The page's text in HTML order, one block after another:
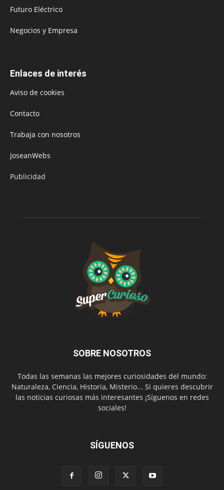
Futuro Eléctrico
Negocios y Empresa
Enlaces de interés
Aviso de cookies
Contacto
Trabaja con nosotros
JoseanWebs
Publicidad
SOBRE NOSOTROS
Todas las semanas las mejores curiosidades del mundo:
Naturaleza, Ciencia, Historia, Misterio... Si quieres descubrir
las noticias curiosas más interesantes ¡Síguenos en redes
sociales!
SÍGUENOS